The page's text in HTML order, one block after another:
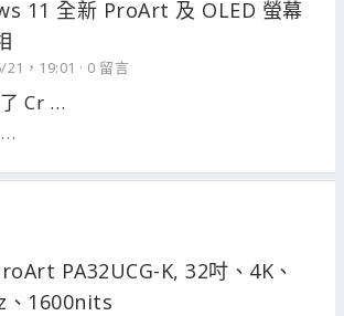
11 全新 ProArt 及 OLED 螢幕
21，19:01 0 留言
Cr …
PA32UCG-K, 32吋、4K、
、1600nits